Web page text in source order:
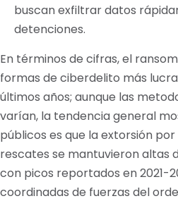
buscan exfiltrar datos
detenciones.
En términos de cifras, el
formas de ciberdelito más
últimos años; aunque las
varían, la tendencia general
públicos es que la extorsión
rescates se mantuvieron altas
con picos reportados en 2021-
coordinadas de fuerzas del